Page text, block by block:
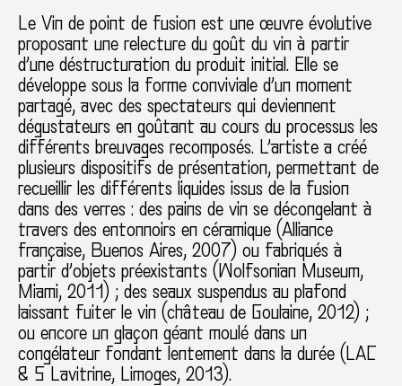
Le Vin de point de fusion est une œuvre évolutive
proposant une relecture du goût du vin à partir
d’une déstructuration du produit initial. Elle se
développe sous la forme conviviale d’un moment
partagé, avec des spectateurs qui deviennent
dégustateurs en goûtant au cours du processus les
différents breuvages recomposés. L’artiste a créé
plusieurs dispositifs de présentation, permettant de
recueillir les différents liquides issus de la fusion
dans des verres : des pains de vin se décongelant à
travers des entonnoirs en céramique (Alliance
française, Buenos Aires, 2007) ou fabriqués à
partir d’objets préexistants (Wolfsonian Museum,
Miami, 2011) ; des seaux suspendus au plafond
laissant fuiter le vin (château de Goulaine, 2012) ;
ou encore un glaçon géant moulé dans un
congélateur fondant lentement dans la durée (LAC
& S Lavitrine, Limoges, 2013).